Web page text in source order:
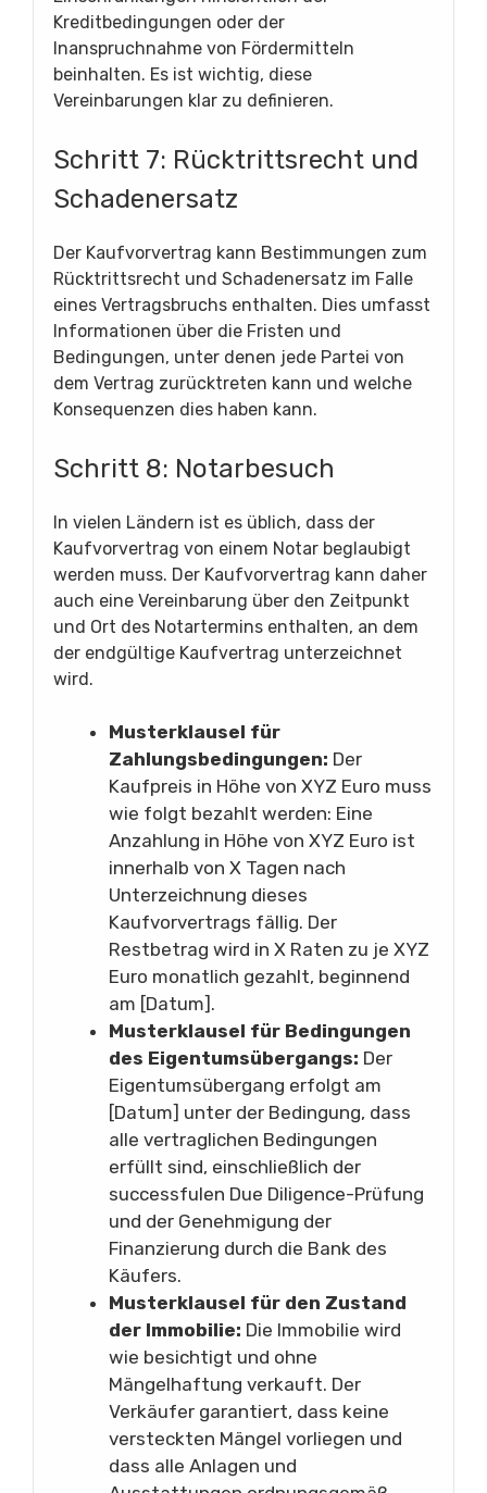
Kreditbedingungen oder der
Inanspruchnahme von Fördermitteln
beinhalten. Es ist wichtig, diese
Vereinbarungen klar zu definieren.
Schritt 7: Rücktrittsrecht und
Schadenersatz
Der Kaufvorvertrag kann Bestimmungen zum
Rücktrittsrecht und Schadenersatz im Falle
eines Vertragsbruchs enthalten. Dies umfasst
Informationen über die Fristen und
Bedingungen, unter denen jede Partei von
dem Vertrag zurücktreten kann und welche
Konsequenzen dies haben kann.
Schritt 8: Notarbesuch
In vielen Ländern ist es üblich, dass der
Kaufvorvertrag von einem Notar beglaubigt
werden muss. Der Kaufvorvertrag kann daher
auch eine Vereinbarung über den Zeitpunkt
und Ort des Notartermins enthalten, an dem
der endgültige Kaufvertrag unterzeichnet
wird.
Musterklausel für
Zahlungsbedingungen: Der
Kaufpreis in Höhe von XYZ Euro muss
wie folgt bezahlt werden: Eine
Anzahlung in Höhe von XYZ Euro ist
innerhalb von X Tagen nach
Unterzeichnung dieses
Kaufvorvertrags fällig. Der
Restbetrag wird in X Raten zu je XYZ
Euro monatlich gezahlt, beginnend
am [Datum].
Musterklausel für Bedingungen
des Eigentumsübergangs: Der
Eigentumsübergang erfolgt am
[Datum] unter der Bedingung, dass
alle vertraglichen Bedingungen
erfüllt sind, einschließlich der
successfulen Due Diligence-Prüfung
und der Genehmigung der
Finanzierung durch die Bank des
Käufers.
Musterklausel für den Zustand
der Immobilie: Die Immobilie wird
wie besichtigt und ohne
Mängelhaftung verkauft. Der
Verkäufer garantiert, dass keine
versteckten Mängel vorliegen und
dass alle Anlagen und